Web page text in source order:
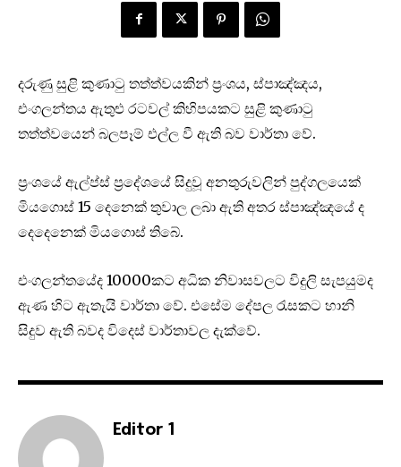
දරුණු සුළි කුණාටු තත්ත්වයකින් ප්‍රංශය, ස්පාඤ්ඤය,
එංගලන්තය ඇතුළු රටවල් කිහිපයකට සුළි කුණාටු
තත්ත්වයෙන් බලපෑම් එල්ල වී ඇති බව වාර්තා වේ.
ප්‍රංශයේ ඇල්ප්ස් ප්‍රදේශයේ සිදුවූ අනතුරුවලින් පුද්ගලයෙක්
මියගොස් 15 දෙනෙක් තුවාල ලබා ඇති අතර ස්පාඤ්ඤයේ ද
දෙදෙනෙක් මියගොස් තිබේ.
එංගලන්තයේද 10000කට අධික නිවාසවලට විදුලි සැපයුමද
ඇණ හිට ඇතැයි වාර්තා වේ. එසේම දේපල රැසකට හානි
සිදුව ඇති බවද විදෙස් වාර්තාවල දැක්වේ.
Editor 1